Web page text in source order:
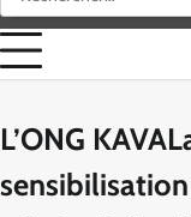
L’ONG